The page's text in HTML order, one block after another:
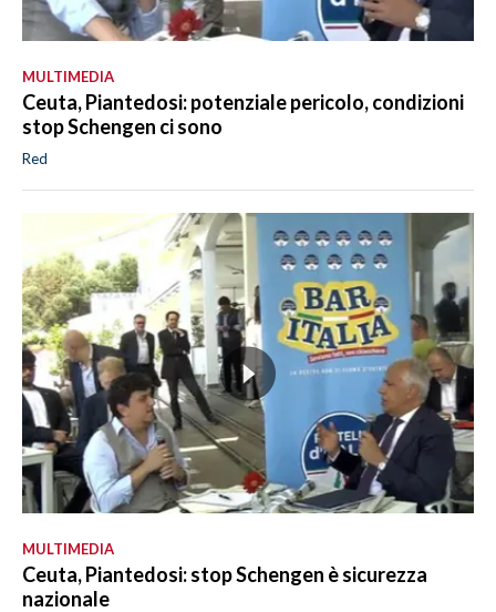
MULTIMEDIA
Ceuta, Piantedosi: potenziale pericolo, condizioni
stop Schengen ci sono
Red
MULTIMEDIA
Ceuta, Piantedosi: stop Schengen è sicurezza
nazionale